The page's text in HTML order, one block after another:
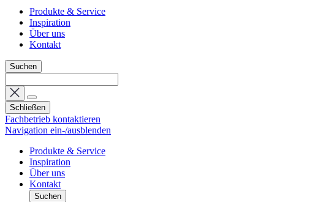
Produkte & Service
Inspiration
Über uns
Kontakt
Suchen
Schließen
Fachbetrieb kontaktieren
Navigation ein-/ausblenden
Produkte & Service
Inspiration
Über uns
Kontakt
Suchen